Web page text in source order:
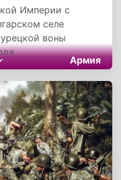
Империи с
селе
воны
Шипкинского
генерала
в своем
орудия,
Вессель-паши.
35 000
выходы с
разделена на
Армия